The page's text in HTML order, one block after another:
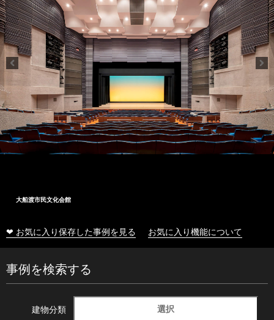
大船渡市民文化会館
❤ お気に入り保存した事例を見る お気に入り機能について
事例を検索する
建物分類 選択